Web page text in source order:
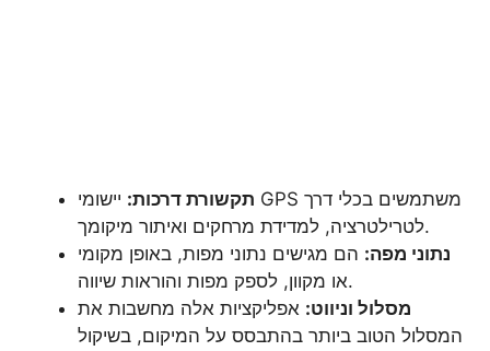
תקשורת דרכות: יישומי GPS משתמשים בכלי דרך
לטרילטרציה, למדידת מרחקים ואיתור מיקומך.
נתוני מפה: הם מגישים נתוני מפות, באופן מקומי
או מקוון, לספק מפות והוראות שיווה.
מסלול וניווט: אפליקציות אלה מחשבות את
המסלול הטוב ביותר בהתבסס על המיקום, בשיקול